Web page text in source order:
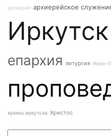
архиерей архиерейское
Иркутск
епархия литургия Ново-
храмы иркутска Христос